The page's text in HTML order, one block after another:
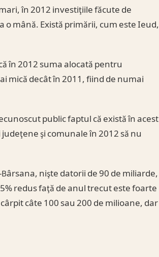
în 2012 investiţiile făcute de
o mână. Există primării, cum este Ieud,
în 2012 suma alocată pentru
mică decât în 2011, fiind de numai
public faptul că există în acest
şi comunale în 2012 să nu
nişte datorii de 90 de miliarde,
redus faţă de anul trecut este foarte
câte 100 sau 200 de milioane, dar